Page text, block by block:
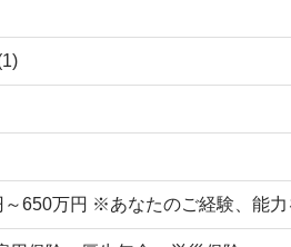
650万円 ※あなたのご経験、能